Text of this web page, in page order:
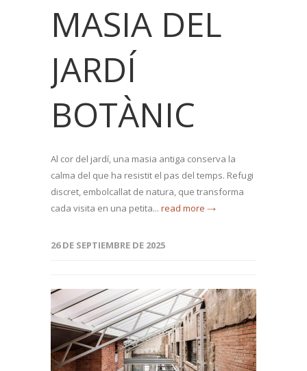
MASIA DEL
JARDÍ
BOTÀNIC
Al cor del jardí, una masia antiga conserva la
calma del que ha resistit el pas del temps. Refugi
discret, embolcallat de natura, que transforma
cada visita en una petita... read more →
26 DE SEPTIEMBRE DE 2025